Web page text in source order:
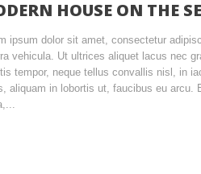
HOUSE ON THE
ipsum dolor sit amet, consectetur
vehicula. Ut ultrices aliquet lacus nec
tempor, neque tellus convallis nisl, in
aliquam in lobortis ut, faucibus eu arcu.